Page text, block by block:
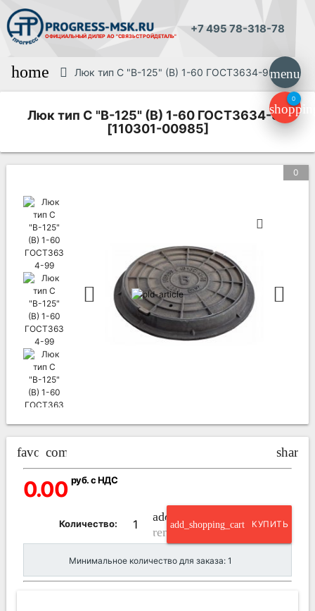
ОФИЦИАЛЬНЫЙ ДИЛЕР АО "СВЯЗЬСТРОЙДЕТАЛЬ"
+7 495 78-318-78
menu
0
home Люк тип С "В-125" (В) 1-60 ГОСТ3634-99
Люк тип С "В-125" (В) 1-60 ГОСТ3634-99
[110301-00985]
0
favorite_border
compare_arrows share
0.00 руб. с НДС
Количество:
add_circle_outline
remove_circle_outline
add_shopping_cart КУПИТЬ
Минимальное количество для заказа: 1